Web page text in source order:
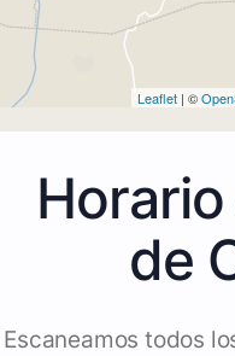
Leaflet | ©
de
Escaneamos todos